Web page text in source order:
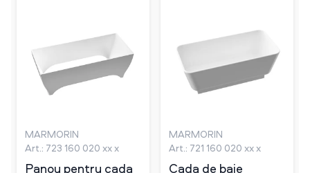
MARMORIN
Art.: 723 160 020 xx x
Panou pentru cada
MARMORIN
Art.: 721 160 020 xx x
Cada de baie